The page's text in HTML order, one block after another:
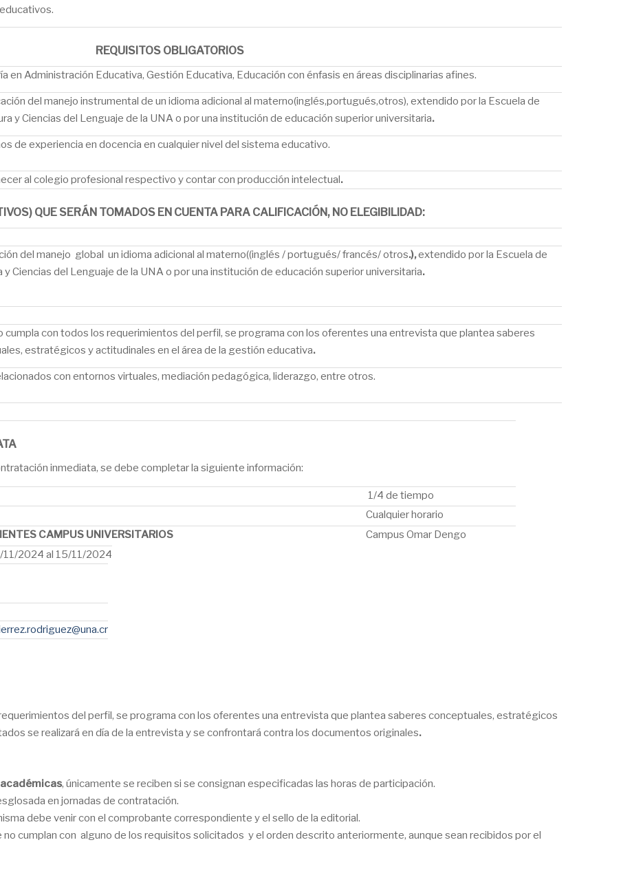
REQUISITOS OBLIGATORIOS
en Administración Educativa, Gestión Educativa, Educación con énfasis en áreas disciplinarias afines.
del manejo instrumental de un idioma adicional al materno(inglés,portugués,otros), extendido por la Escuela de
y Ciencias del Lenguaje de la UNA o por una institución de educación superior universitaria.
de experiencia en docencia en cualquier nivel del sistema educativo.
al colegio profesional respectivo y contar con producción intelectual.
QUE SERÁN TOMADOS EN CUENTA PARA CALIFICACIÓN, NO ELEGIBILIDAD:
del manejo global un idioma adicional al materno((inglés / portugués/ francés/ otros.),extendido por la Escuela de
y Ciencias del Lenguaje de la UNA o por una institución de educación superior universitaria.
cumpla con todos los requerimientos del perfil, se programa con los oferentes una entrevista que plantea saberes
estratégicos y actitudinales en el área de la gestión educativa.
con entornos virtuales, mediación pedagógica, liderazgo, entre otros.
inmediata, se debe completar la siguiente información:
1/4 de tiempo
Cualquier horario
CAMPUS UNIVERSITARIOS
Campus Omar Dengo
2024 al 15/11/2024
del perfil, se programa con los oferentes una entrevista que plantea saberes conceptuales, estratégicos
se realizará en día de la entrevista y se confrontará contra los documentos originales.
, únicamente se reciben si se consignan especificadas las horas de participación.
en jornadas de contratación.
debe venir con el comprobante correspondiente y el sello de la editorial.
cumplan con alguno de los requisitos solicitados y el orden descrito anteriormente, aunque sean recibidos por el